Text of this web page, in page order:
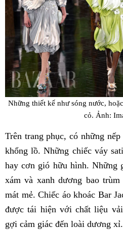
Những thiết kế như sóng nước,
cỏ. Ảnh:
Trên trang phục, có những
khổng lồ. Những chiếc váy
hay cơn gió hữu hình. Những
xám và xanh dương bao
mát mẻ. Chiếc áo khoác Bar
được tái hiện với chất liệu
gợi cảm giác đến loài dương xỉ.